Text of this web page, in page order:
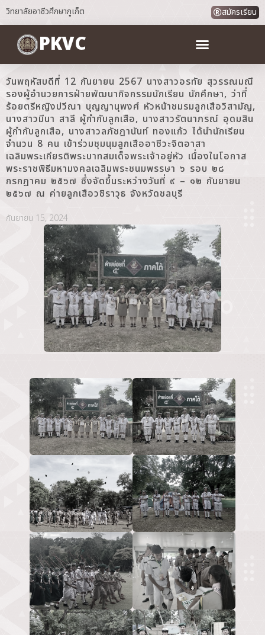
วิทยาลัยอาชีวศึกษาภูเก็ต สมัครเรียน
PKVC
วันพฤหัสบดีที่ 12 กันยายน 2567 นางสาวอรทัย สุวรรณมณี
รองผู้อำนวยการฝ่ายพัฒนากิจกรรมนักเรียน นักศึกษา, ว่าที่
ร้อยตรีหญิงปวีณา บุญญานุพงศ์ หัวหน้าชมรมลูกเสือวิสามัญ,
นางสาวมีนา สาลี ผู้กำกับลูกเสือ, นางสาวรัตนาภรณ์ อุดมสิน
ผู้กำกับลูกเสือ, นางสาวลภัชฎานันท์ ทองแก้ว ได้นำนักเรียน
จำนวน 8 คน เข้าร่วมชุมนุมลูกเสืออาชีวะจิตอาสา
เฉลิมพระเกียรติพระบาทสมเด็จพระเจ้าอยู่หัว เนื่องในโอกาส
พระราชพิธีมหามงคลเฉลิมพระชนมพรรษา ๖ รอบ ๒๘
กรกฎาคม ๒๕๖๗ ซึ่งจัดขึ้นระหว่างวันที่ ๙ – ๑๒ กันยายน
๒๕๖๗ ณ ค่ายลูกเสือวชิราวุธ จังหวัดชลบุรี
กันยายน 15, 2024